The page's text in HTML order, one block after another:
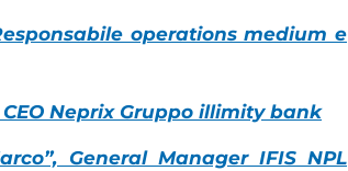
operations medium e
Neprix Gruppo illimity bank
General Manager IFIS NPL